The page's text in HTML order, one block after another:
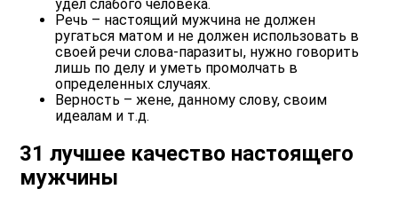
удел слабого человека.
Речь – настоящий мужчина не должен
ругаться матом и не должен использовать в
своей речи слова-паразиты, нужно говорить
лишь по делу и уметь промолчать в
определенных случаях.
Верность – жене, данному слову, своим
идеалам и т.д.
31 лучшее качество настоящего
мужчины